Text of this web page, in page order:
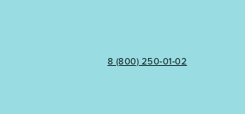
8 (800) 250‑01‑02